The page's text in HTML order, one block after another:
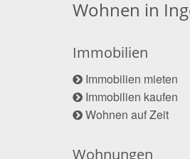
Wohnen in
Immobilien
Immobilien mieten
Immobilien kaufen
Wohnen auf Zeit
Wohnungen